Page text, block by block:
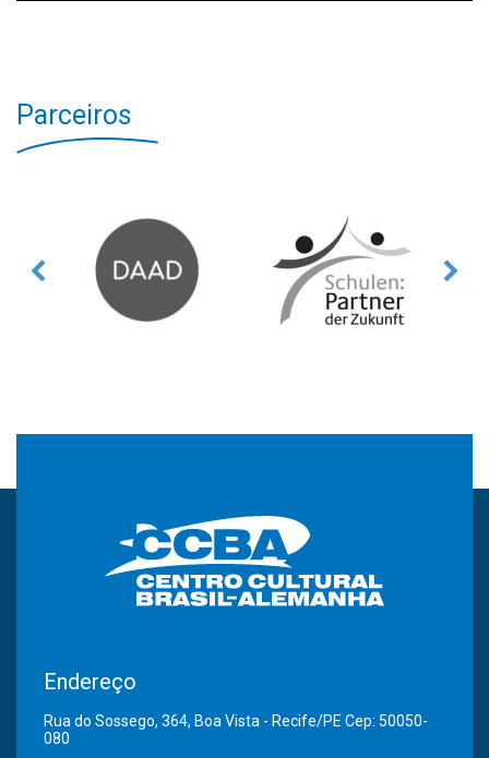
Parceiros
Endereço
Rua do Sossego, 364, Boa Vista - Recife/PE Cep: 50050-
080